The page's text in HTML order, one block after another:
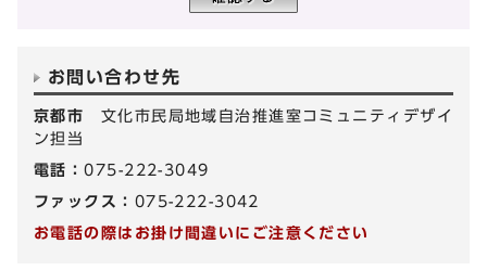
お問い合わせ先
京都市 文化市民局地域自治推進室コミュニティデザイ
ン担当
電話：075-222-3049
ファックス： 075-222-3042
お電話の際はお掛け間違いにご注意ください